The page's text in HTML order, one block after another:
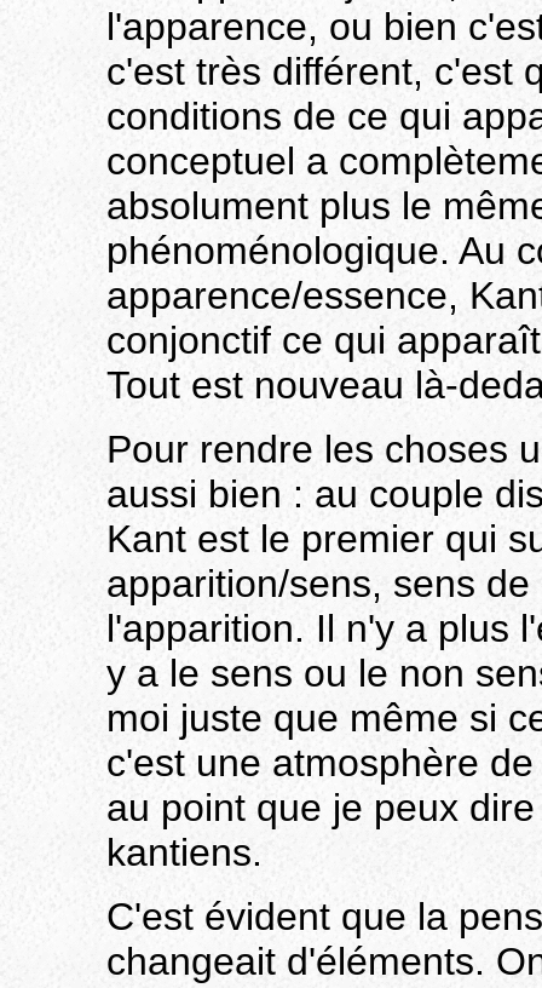
l'apparence, ou bien
c'est très différent, c'est
conditions de ce qui
conceptuel a
absolument plus le
phénoménologique. Au
apparence/essence,
conjonctif ce qui
Tout est nouveau là-
Pour rendre les choses
aussi bien : au couple
Kant est le premier qui
apparition/sens, sens
l'apparition. Il n'y a plus
y a le sens ou le non
moi juste que même si
c'est une atmosphère
au point que je peux
kantiens.
C'est évident que la
changeait d'éléments.